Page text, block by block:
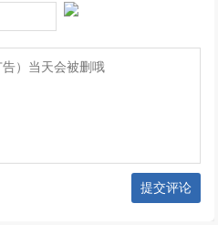
提交评论